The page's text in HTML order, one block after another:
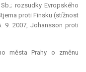
rozsudky Evropského
proti Finsku (stížnost
9. 2007, Johansson proti
města Prahy o změnu